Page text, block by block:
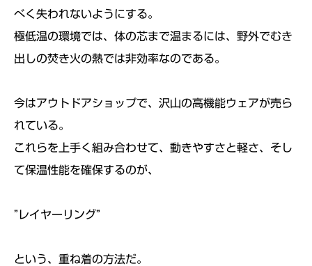
べく失われないようにする。
極低温の環境では、体の芯まで温まるには、野外でむき
出しの焚き火の熱では非効率なのである。
今はアウトドアショップで、沢山の高機能ウェアが売ら
れている。
これらを上手く組み合わせて、動きやすさと軽さ、そし
て保温性能を確保するのが、
”レイヤーリング”
という、重ね着の方法だ。